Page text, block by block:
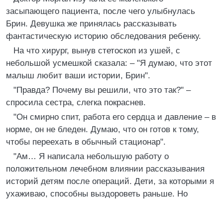
засыпающего пациента, после чего улыбнулась
Брин. Девушка же принялась рассказывать
фантастическую историю обследования ребенку.
На что хирург, вынув стетоскоп из ушей, с
небольшой усмешкой сказала: – "Я думаю, что этот
малыш любит ваши истории, Брин".
"Правда? Почему вы решили, что это так?" –
спросила сестра, слегка покраснев.
"Он смирно спит, работа его сердца и давление – в
норме, он не бледен. Думаю, что он готов к тому,
чтобы переехать в обычный стационар".
"Ам… Я написала небольшую работу о
положительном лечебном влиянии рассказывания
историй детям после операций. Дети, за которыми я
ухаживаю, способны выздороветь раньше. Но